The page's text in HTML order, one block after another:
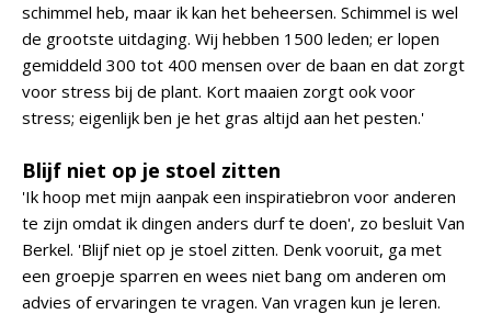
schimmel heb, maar ik kan het beheersen. Schimmel is wel
de grootste uitdaging. Wij hebben 1500 leden; er lopen
gemiddeld 300 tot 400 mensen over de baan en dat zorgt
voor stress bij de plant. Kort maaien zorgt ook voor
stress; eigenlijk ben je het gras altijd aan het pesten.'
Blijf niet op je stoel zitten
'Ik hoop met mijn aanpak een inspiratiebron voor anderen
te zijn omdat ik dingen anders durf te doen', zo besluit Van
Berkel. 'Blijf niet op je stoel zitten. Denk vooruit, ga met
een groepje sparren en wees niet bang om anderen om
advies of ervaringen te vragen. Van vragen kun je leren.